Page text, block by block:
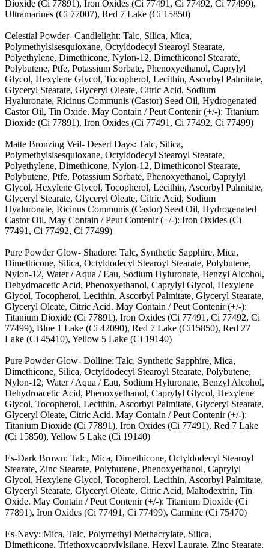
Dioxide (Ci 77891), Iron Oxides (Ci 77491, Ci 77492, Ci 77499),
Ultramarines (Ci 77007), Red 7 Lake (Ci 15850)
Celestial Powder- Candlelight: Talc, Silica, Mica,
Polymethylsisesquioxane, Octyldodecyl Stearoyl Stearate,
Polyethylene, Dimethicone, Nylon-12, Dimethiconol Stearate,
Polybutene, Ptfe, Potassium Sorbate, Phenoxyethanol, Caprylyl
Glycol, Hexylene Glycol, Tocopherol, Lecithin, Ascorbyl Palmitate,
Glyceryl Stearate, Glyceryl Oleate, Citric Acid, Sodium
Hyaluronate, Ricinus Communis (Castor) Seed Oil, Hydrogenated
Castor Oil, Tin Oxide. May Contain / Peut Contenir (+/-): Titanium
Dioxide (Ci 77891), Iron Oxides (Ci 77491, Ci 77492, Ci 77499)
Matte Bronzing Veil- Desert Days: Talc, Silica,
Polymethylsisesquioxane, Octyldodecyl Stearoyl Stearate,
Polyethylene, Dimethicone, Nylon-12, Dimethiconol Stearate,
Polybutene, Ptfe, Potassium Sorbate, Phenoxyethanol, Caprylyl
Glycol, Hexylene Glycol, Tocopherol, Lecithin, Ascorbyl Palmitate,
Glyceryl Stearate, Glyceryl Oleate, Citric Acid, Sodium
Hyaluronate, Ricinus Communis (Castor) Seed Oil, Hydrogenated
Castor Oil. May Contain / Peut Contenir (+/-): Iron Oxides (Ci
77491, Ci 77492, Ci 77499)
Pure Powder Glow- Shadore: Talc, Synthetic Sapphire, Mica,
Dimethicone, Silica, Octyldodecyl Stearoyl Stearate, Polybutene,
Nylon-12, Water / Aqua / Eau, Sodium Hyluronate, Benzyl Alcohol,
Dehydroacetic Acid, Phenoxyethanol, Caprylyl Glycol, Hexylene
Glycol, Tocopherol, Lecithin, Ascorbyl Palmitate, Glyceryl Stearate,
Glyceryl Oleate, Citric Acid. May Contain / Peut Contenir (+/-):
Titanium Dioxide (Ci 77891), Iron Oxides (Ci 77491, Ci 77492, Ci
77499), Blue 1 Lake (Ci 42090), Red 7 Lake (Ci15850), Red 27
Lake (Ci 45410), Yellow 5 Lake (Ci 19140)
Pure Powder Glow- Dolline: Talc, Synthetic Sapphire, Mica,
Dimethicone, Silica, Octyldodecyl Stearoyl Stearate, Polybutene,
Nylon-12, Water / Aqua / Eau, Sodium Hyluronate, Benzyl Alcohol,
Dehydroacetic Acid, Phenoxyethanol, Caprylyl Glycol, Hexylene
Glycol, Tocopherol, Lecithin, Ascorbyl Palmitate, Glyceryl Stearate,
Glyceryl Oleate, Citric Acid. May Contain / Peut Contenir (+/-):
Titanium Dioxide (Ci 77891), Iron Oxides (Ci 77491), Red 7 Lake
(Ci 15850), Yellow 5 Lake (Ci 19140)
Es-Dark Brown: Talc, Mica, Dimethicone, Octyldodecyl Stearoyl
Stearate, Zinc Stearate, Polybutene, Phenoxyethanol, Caprylyl
Glycol, Hexylene Glycol, Tocopherol, Lecithin, Ascorbyl Palmitate,
Glyceryl Stearate, Glyceryl Oleate, Citric Acid, Maltodextrin, Tin
Oxide. May Contain / Peut Contenir (+/-): Titanium Dioxide (Ci
77891), Iron Oxides (Ci 77491, Ci 77499), Carmine (Ci 75470)
Es-Navy: Mica, Talc, Polymethyl Methacrylate, Silica,
Dimethicone, Triethoxycaprylylsilane, Hexyl Laurate, Zinc Stearate,